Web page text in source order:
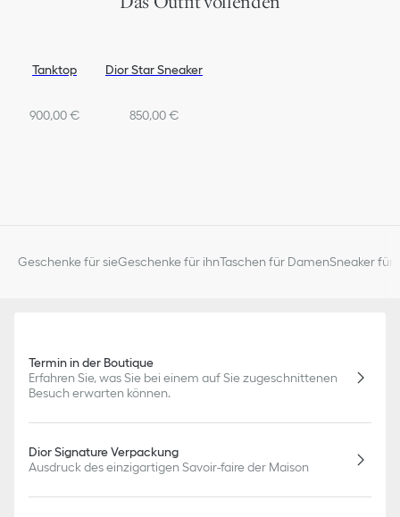
Tanktop
900,00 €
Dior Star Sneaker
850,00 €
Geschenke für sieGeschenke für ihnTaschen für DamenSneaker für
Termin in der Boutique
Erfahren Sie, was Sie bei einem auf Sie zugeschnittenen
Besuch erwarten können.
Dior Signature Verpackung
Ausdruck des einzigartigen Savoir-faire der Maison